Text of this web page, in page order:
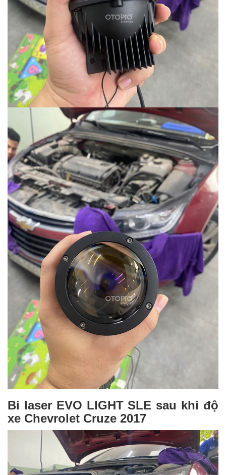
Bi laser EVO LIGHT SLE sau khi độ
xe Chevrolet Cruze 2017